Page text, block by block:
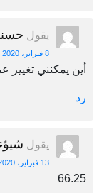
يقول
8 فبراير، 2020 الساعة 3:59 م
أين يمكنني
رد
يقول
13 فبراير، 2020 الساعة 3:59 م
66.25